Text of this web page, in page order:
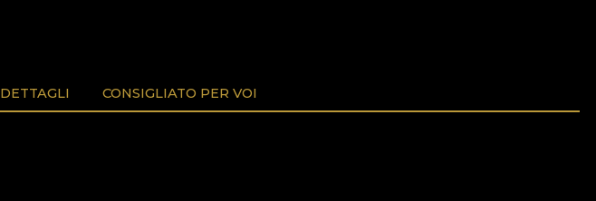
DETTAGLI CONSIGLIATO PER VOI